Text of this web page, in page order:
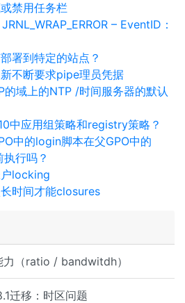
（ratio / bandwitdh）
迁移：时区问题
禁用任务栏
– EventID：
署到特定的站点？
不断要求pipe理员凭据
的域上的NTP /时间服务器的默认
中应用组策略和registry策略？
中的login脚本在父GPO中的
行吗？
locking
时间才能closures